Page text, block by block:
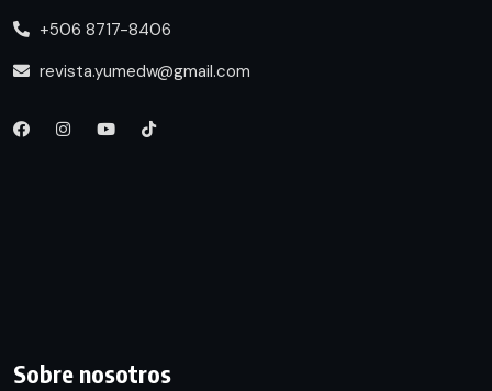
+506 8717-8406
revista.yumedw@gmail.com
Sobre nosotros